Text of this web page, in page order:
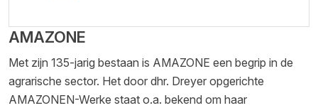
AMAZONE
Met zijn 135-jarig bestaan is AMAZONE een begrip in de
agrarische sector. Het door dhr. Dreyer opgerichte
AMAZONEN-Werke staat o.a. bekend om haar